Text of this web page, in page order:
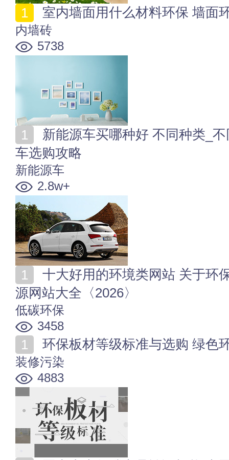
室内墙面用什么材料环保 墙面
内墙砖
5738
车选购攻略
新能源车
2.8w+
源网站大全〈2026〉
低碳环保
3458
环保板材等级标准与选购 绿色
装修污染
4883